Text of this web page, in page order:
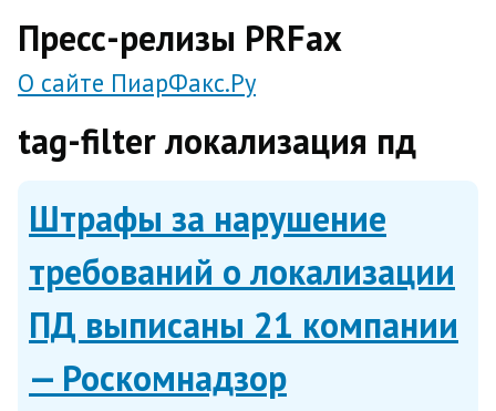
Пресс-релизы PRFax
О сайте ПиарФакс.Ру
tag-filter локализация пд
Штрафы за нарушение
требований о локализации
ПД выписаны 21 компании
— Роскомнадзор